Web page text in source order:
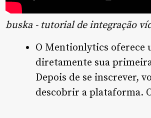
buska - tutorial de integração
O Mentionlytics oferece
diretamente sua
Depois de se inscrever,
descobrir a plataforma.